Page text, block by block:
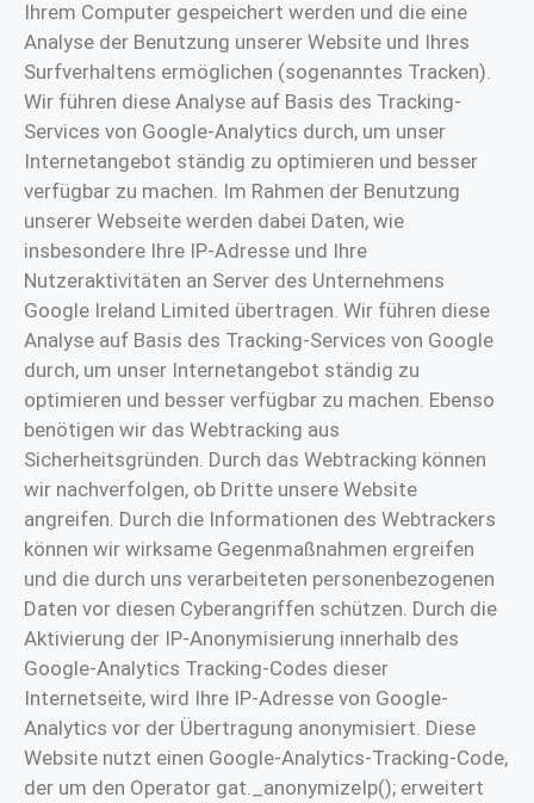
Ihrem Computer gespeichert werden und die eine
Analyse der Benutzung unserer Website und Ihres
Surfverhaltens ermöglichen (sogenanntes Tracken).
Wir führen diese Analyse auf Basis des Tracking-
Services von Google-Analytics durch, um unser
Internetangebot ständig zu optimieren und besser
verfügbar zu machen. Im Rahmen der Benutzung
unserer Webseite werden dabei Daten, wie
insbesondere Ihre IP-Adresse und Ihre
Nutzeraktivitäten an Server des Unternehmens
Google Ireland Limited übertragen. Wir führen diese
Analyse auf Basis des Tracking-Services von Google
durch, um unser Internetangebot ständig zu
optimieren und besser verfügbar zu machen. Ebenso
benötigen wir das Webtracking aus
Sicherheitsgründen. Durch das Webtracking können
wir nachverfolgen, ob Dritte unsere Website
angreifen. Durch die Informationen des Webtrackers
können wir wirksame Gegenmaßnahmen ergreifen
und die durch uns verarbeiteten personenbezogenen
Daten vor diesen Cyberangriffen schützen. Durch die
Aktivierung der IP-Anonymisierung innerhalb des
Google-Analytics Tracking-Codes dieser
Internetseite, wird Ihre IP-Adresse von Google-
Analytics vor der Übertragung anonymisiert. Diese
Website nutzt einen Google-Analytics-Tracking-Code,
der um den Operator gat._anonymizeIp(); erweitert